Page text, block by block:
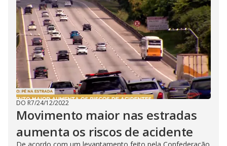
DO R7/24/12/2022
Movimento maior nas estradas
aumenta os riscos de acidente